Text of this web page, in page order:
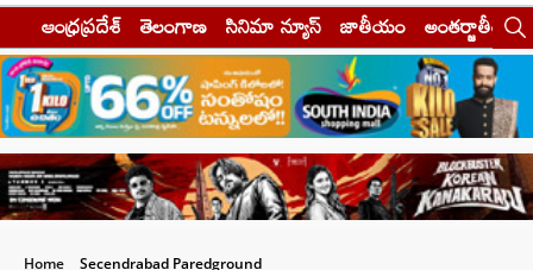
ఆంధ్రప్రదేశ్ తెలంగాణ సినిమా న్యూస్ జాతీయం అంతర్జాతీయం
Home Secendrabad Paredground